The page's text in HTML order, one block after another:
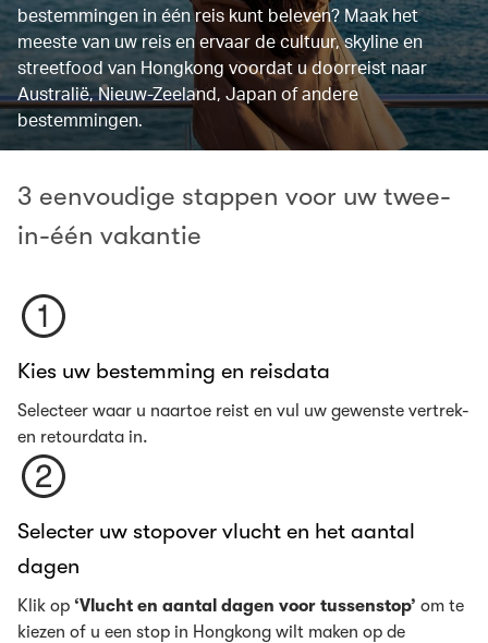
bestemmingen in één reis kunt beleven? Maak het
meeste van uw reis en ervaar de cultuur, skyline en
streetfood van Hongkong voordat u doorreist naar
Australië, Nieuw-Zeeland, Japan of andere
bestemmingen.
3 eenvoudige stappen voor uw twee-
in-één vakantie
Kies uw bestemming en reisdata
Selecteer waar u naartoe reist en vul uw gewenste vertrek-
en retourdata in.
Selecter uw stopover vlucht en het aantal
dagen
Klik op ‘Vlucht en aantal dagen voor tussenstop’ om te
kiezen of u een stop in Hongkong wilt maken op de